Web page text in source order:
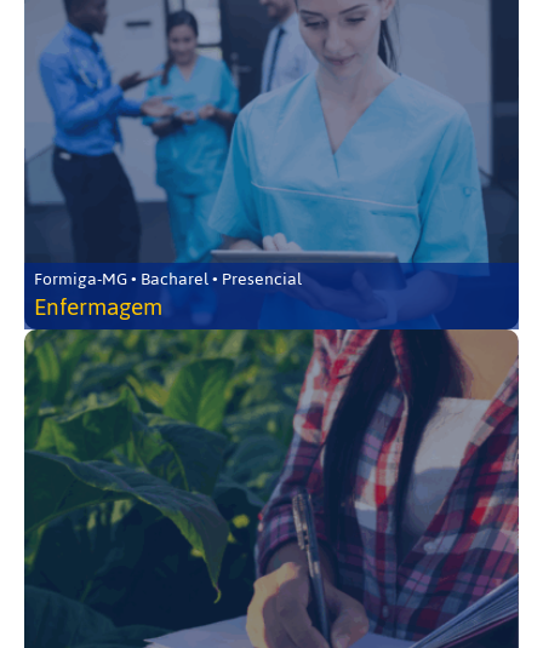
Formiga-MG • Bacharel • Presencial
Enfermagem